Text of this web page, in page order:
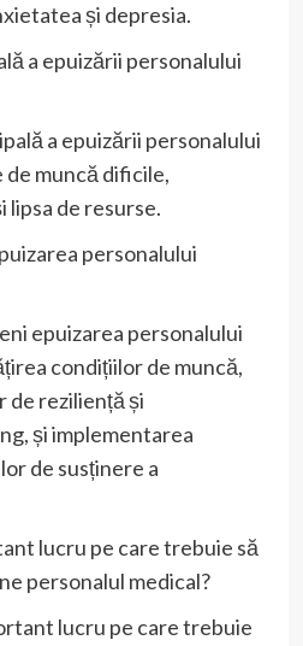
și depresia.
a epuizării personalului
a epuizării personalului
muncă dificile,
de resurse.
personalului
epuizarea personalului
condițiilor de muncă,
de reziliență și
și implementarea
de susținere a
lucru pe care trebuie să
personalul medical?
lucru pe care trebuie